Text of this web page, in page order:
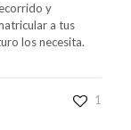
y
a tus
los necesita.
1